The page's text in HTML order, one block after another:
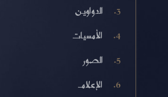
الدواوين
الأمسيات
الصور
الإعلام